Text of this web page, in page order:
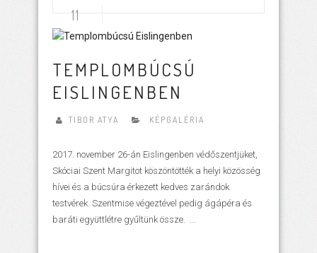
11
TEMPLOMBÚCSÚ
EISLINGENBEN
TIBOR ATYA KÉPGALÉRIA
2017. november 26-án Eislingenben védőszentjüket,
Skóciai Szent Margitot köszöntötték a helyi közösség
hívei és a búcsúra érkezett kedves zarándok
testvérek. Szentmise végeztével pedig ágápéra és
baráti együttlétre gyűltünk össze. ...